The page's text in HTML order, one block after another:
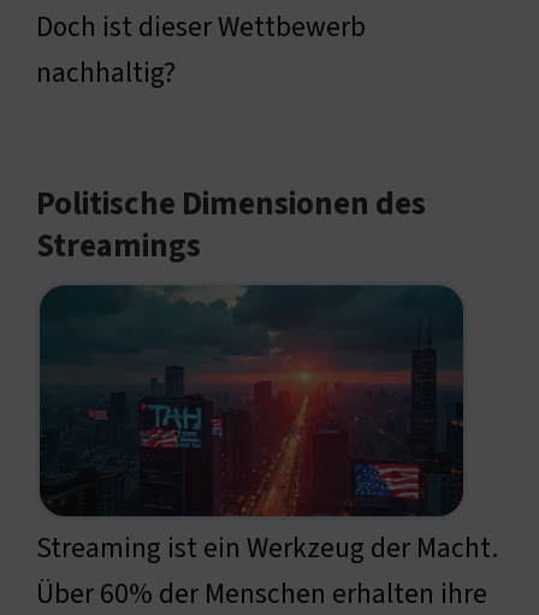
Doch ist dieser Wettbewerb
nachhaltig?
Politische Dimensionen des
Streamings
Streaming ist ein Werkzeug der Macht.
Über 60% der Menschen erhalten ihre